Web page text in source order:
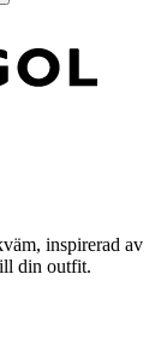
inspirerad av
din outfit.